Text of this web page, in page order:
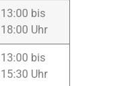
13:00 bis
18:00 Uhr
13:00 bis
15:30 Uhr